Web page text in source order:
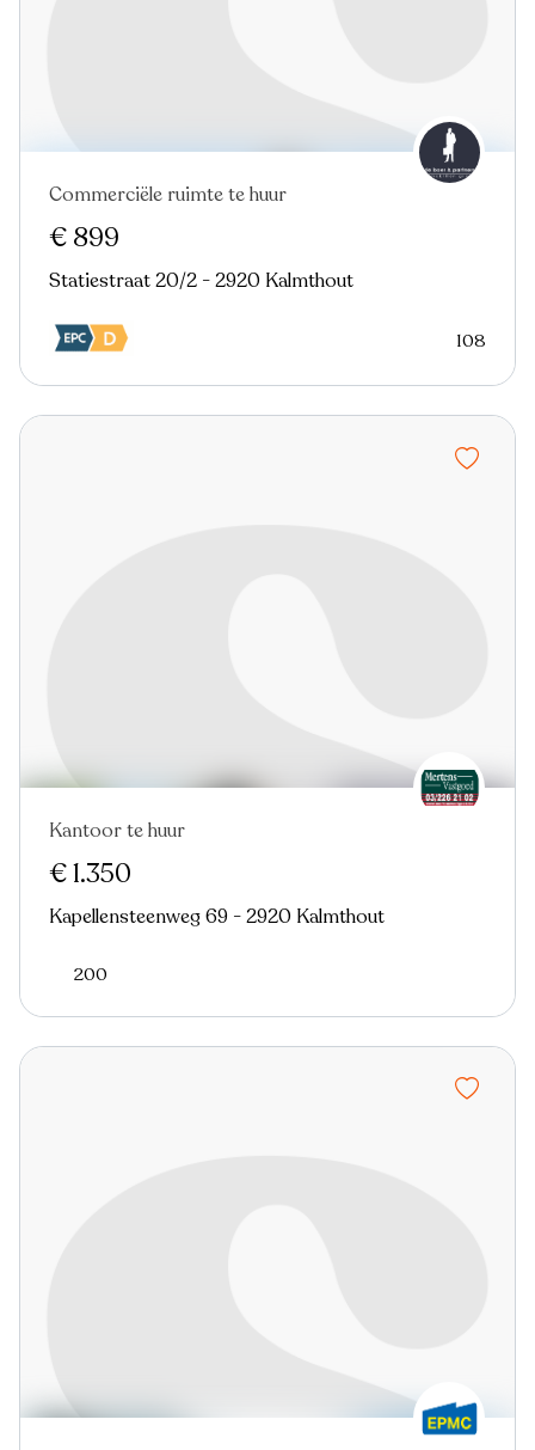
Commerciële ruimte te huur
€ 899
Statiestraat 20/2 - 2920 Kalmthout
108
Kantoor te huur
€ 1.350
Kapellensteenweg 69 - 2920 Kalmthout
200